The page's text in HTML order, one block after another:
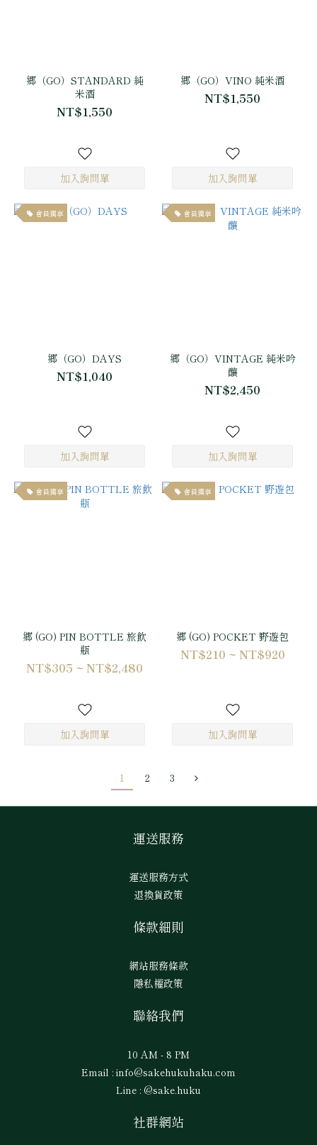
郷（GO）STANDARD 純
米酒
NT$1,550
郷（GO）VINO 純米酒
NT$1,550
會員獨享
郷（GO）DAYS
NT$1,040
會員獨享
郷（GO）VINTAGE 純米吟
釀
NT$2,450
會員獨享
郷 (GO) PIN BOTTLE 旅飲
瓶
NT$305 ~ NT$2,480
會員獨享
郷 (GO) POCKET 野遊包
NT$210 ~ NT$920
1 2 3
運送服務
運送服務方式
退換貨政策
條款細則
網站服務條款
隱私權政策
聯絡我們
10 AM - 8 PM
Email : info@sakehukuhaku.com
Line : @sake.huku
社群網站